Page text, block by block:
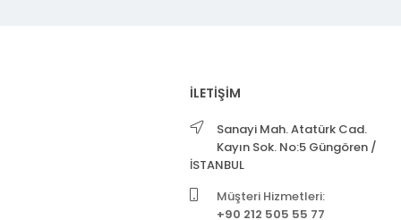
İLETİŞİM
Sanayi Mah. Atatürk Cad.
Kayın Sok. No:5 Güngören /
İSTANBUL
Müşteri Hizmetleri:
+90 212 505 55 77